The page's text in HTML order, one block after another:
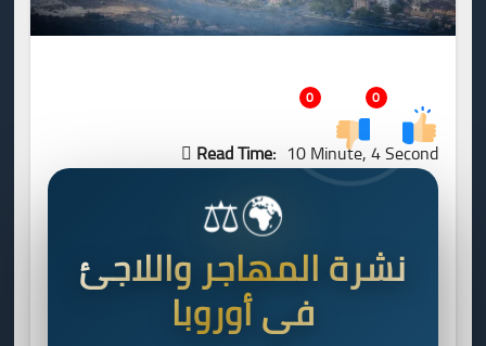
0
0
Read Time: 10 Minute, 4 Second
🌍
⚖️
نشرة المهاجر واللاجئ
في أوروبا